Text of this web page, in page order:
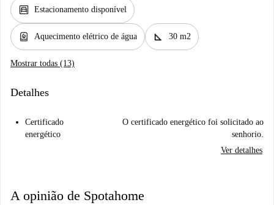
garage Estacionamento disponível
water_heater Aquecimento elétrico de água square_foot 30 m2
Mostrar todas (13)
Detalhes
Certificado
energético
O certificado energético foi solicitado ao
senhorio.
Ver detalhes
A opinião de Spotahome